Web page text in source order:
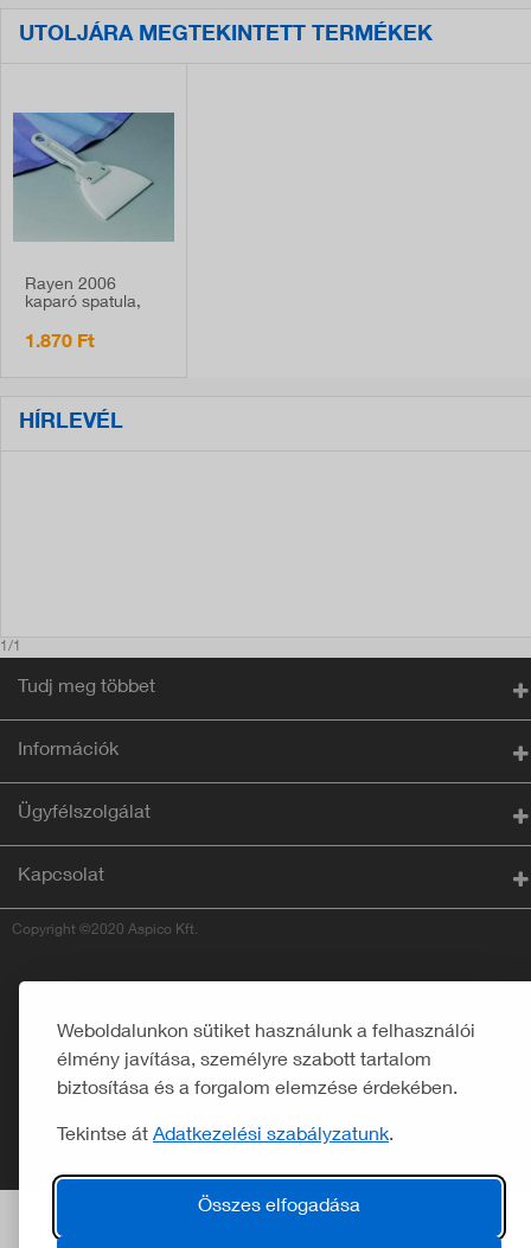
Weboldalunkon sütiket használunk a felhasználói
élmény javítása, személyre szabott tartalom
biztosítása és a forgalom elemzése érdekében.
Tekintse át Adatkezelési szabályzatunk.
Összes elfogadása
UTOLJÁRA MEGTEKINTETT TERMÉKEK
Rayen 2006
kaparó spatula,
1.870 Ft
HÍRLEVÉL
1/1
Tudj meg többet
Információk
Ügyfélszolgálat
Kapcsolat
Copyright ©2020 Aspico Kft.